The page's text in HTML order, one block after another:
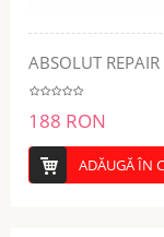
ABSOLUT
188 RON
ADĂUGĂ ÎN